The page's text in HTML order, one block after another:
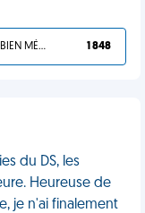
TU L'AS BIEN MÉRITÉ 1 848
du DS, les
Heureuse de
je n'ai finalement